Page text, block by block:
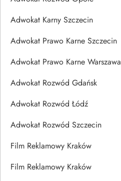
Adwokat Karny Szczecin
Adwokat Prawo Karne Szczecin
Adwokat Prawo Karne Warszawa
Adwokat Rozwód Gdańsk
Adwokat Rozwód Łódź
Adwokat Rozwód Szczecin
Film Reklamowy Kraków
Film Reklamowy Kraków